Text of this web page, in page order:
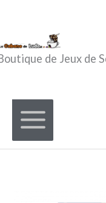
de Jeux de